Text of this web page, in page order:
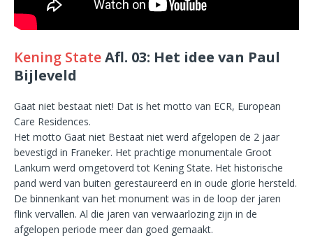
Kening StateAfl. 03: Het idee van Paul
Bijleveld
Gaat niet bestaat niet! Dat is het motto van ECR, European
Care Residences.
Het motto Gaat niet Bestaat niet werd afgelopen de 2 jaar
bevestigd in Franeker. Het prachtige monumentale Groot
Lankum werd omgetoverd tot Kening State. Het historische
pand werd van buiten gerestaureerd en in oude glorie hersteld.
De binnenkant van het monument was in de loop der jaren
flink vervallen. Al die jaren van verwaarlozing zijn in de
afgelopen periode meer dan goed gemaakt.